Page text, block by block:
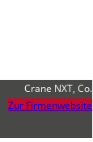
Crane NXT, Co.
Zur Firmenwebsite